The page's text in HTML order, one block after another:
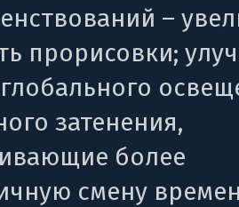
–
прорисовки;
затенения,
более
смену